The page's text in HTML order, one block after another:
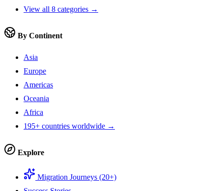
View all 8 categories →
By Continent
Asia
Europe
Americas
Oceania
Africa
195+ countries worldwide →
Explore
Migration Journeys (20+)